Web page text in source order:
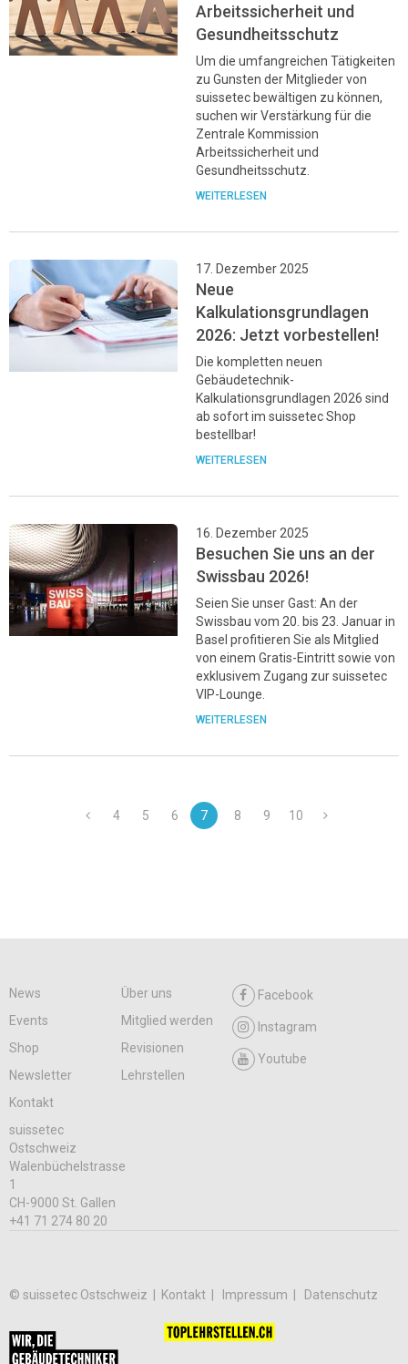
Arbeitssicherheit und
Gesundheitsschutz
Um die umfangreichen Tätigkeiten
zu Gunsten der Mitglieder von
suissetec bewältigen zu können,
suchen wir Verstärkung für die
Zentrale Kommission
Arbeitssicherheit und
Gesundheitsschutz.
WEITERLESEN
17. Dezember 2025
Neue
Kalkulationsgrundlagen
2026: Jetzt vorbestellen!
Die kompletten neuen
Gebäudetechnik-
Kalkulationsgrundlagen 2026 sind
ab sofort im suissetec Shop
bestellbar!
WEITERLESEN
16. Dezember 2025
Besuchen Sie uns an der
Swissbau 2026!
Seien Sie unser Gast: An der
Swissbau vom 20. bis 23. Januar in
Basel profitieren Sie als Mitglied
von einem Gratis-Eintritt sowie von
exklusivem Zugang zur suissetec
VIP-Lounge.
WEITERLESEN
4 5 6 7 8 9 10
News
Über uns
Events
Mitglied werden
Shop
Revisionen
Newsletter
Lehrstellen
Kontakt
Facebook
Instagram
Youtube
suissetec
Ostschweiz
Walenbüchelstrasse
1
CH-9000 St. Gallen
+41 71 274 80 20
© suissetec Ostschweiz | Kontakt Impressum Datenschutz